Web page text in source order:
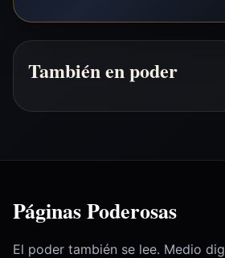
También en poder
Páginas Poderosas
El poder también se lee. Medio